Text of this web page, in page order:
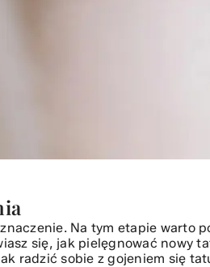
Na tym etapie warto
się, jak pielęgnować nowy
radzić sobie z gojeniem się